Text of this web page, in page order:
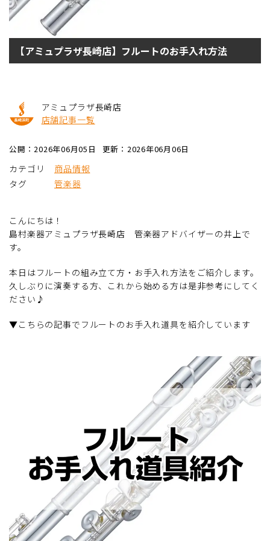
【アミュプラザ長崎店】フルートのお手入れ方法
アミュプラザ長崎店
店舗記事一覧
公開：2026年06月05日 更新：2026年06月06日
カテゴリ
商品情報
タグ
管楽器
こんにちは！
島村楽器アミュプラザ長崎店 管楽器アドバイザーの井上で
す。
本日はフルートの組み立て方・お手入れ方法をご紹介します。
久しぶりに演奏する方、これから始める方は是非参考にしてく
ださい♪
▼こちらの記事でフルートのお手入れ道具を紹介しています